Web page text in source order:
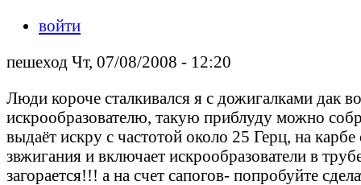
войти
пешеход Чт, 07/08/2008 - 12:20
Люди короче сталкивался я с дожигалками дак
искрообразователю, такую приблуду можно
выдаёт искру с частотой около 25 Герц, на
звжигания и включает искрообразователи в
загорается!!! а на счет сапогов- попробуйте